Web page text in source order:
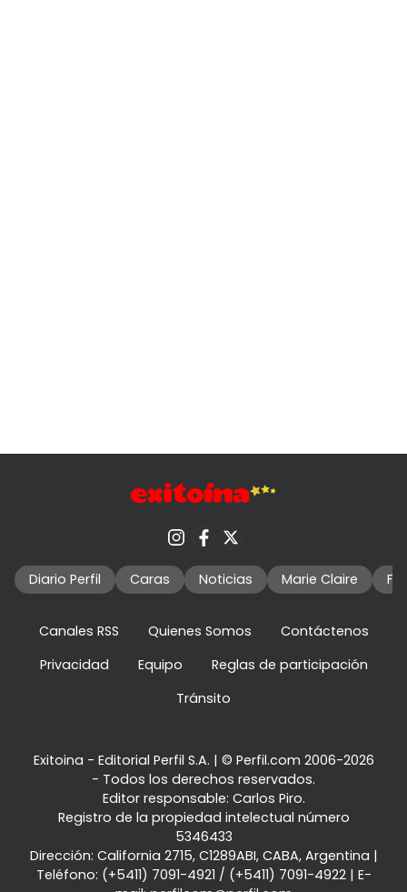
Diario Perfil Caras Noticias Marie Claire
Canales RSS Quienes Somos
Contáctenos
Privacidad
Equipo
Reglas de participación
Tránsito
Exitoina - Editorial Perfil S.A. | © Perfil.com 2006-2026
- Todos los derechos reservados.
Editor responsable: Carlos Piro.
Registro de la propiedad intelectual número
5346433
Dirección: California 2715, C1289ABI, CABA, Argentina |
Teléfono: (+5411) 7091-4921 / (+5411) 7091-4922| E-